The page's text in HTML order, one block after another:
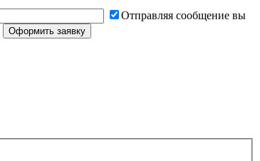
Отправляя сообщение вы
Оформить заявку